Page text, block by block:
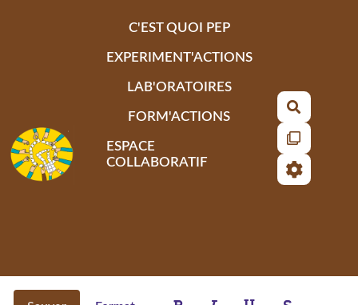
C'EST QUOI PEP
EXPERIMENT'ACTIONS
LAB'ORATOIRES
FORM'ACTIONS
ESPACE
COLLABORATIF